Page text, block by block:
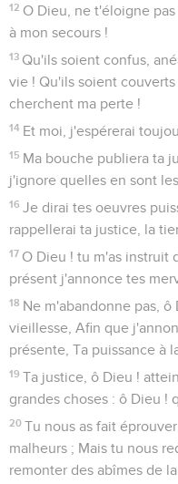
12 O Dieu, ne t'éloigne
à mon secours !
13 Qu'ils soient confus,
vie ! Qu'ils soient
cherchent ma perte !
14 Et moi, j'espérerai
15 Ma bouche publiera ta
j'ignore quelles en sont
16 Je dirai tes oeuvres
rappellerai ta justice, la
17 O Dieu ! tu m'as instruit
présent j'annonce tes
18 Ne m'abandonne pas,
vieillesse, Afin que
présente, Ta puissance à
19 Ta justice, ô Dieu !
grandes choses : ô Dieu !
20 Tu nous as fait
malheurs ; Mais tu nous
remonter des abîmes de la